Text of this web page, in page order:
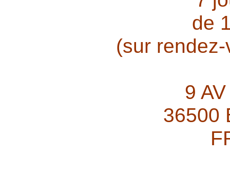
de
(sur
9
36500